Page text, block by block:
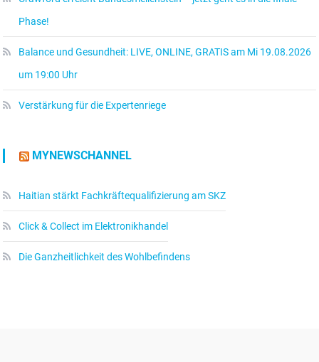
Phase!
Balance und Gesundheit: LIVE, ONLINE, GRATIS am Mi 19.08.2026
um 19:00 Uhr
Verstärkung für die Expertenriege
MYNEWSCHANNEL
Haitian stärkt Fachkräftequalifizierung am SKZ
Click & Collect im Elektronikhandel
Die Ganzheitlichkeit des Wohlbefindens